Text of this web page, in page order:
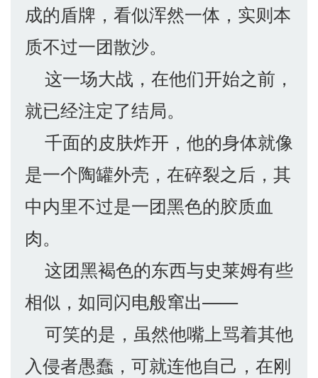
成的盾牌，看似浑然一体，实则本
质不过一团散沙。
这一场大战，在他们开始之前，
就已经注定了结局。
千面的皮肤炸开，他的身体就像
是一个陶罐外壳，在碎裂之后，其
中内里不过是一团黑色的胶质血
肉。
这团黑褐色的东西与史莱姆有些
相似，如同闪电般窜出——
可笑的是，虽然他嘴上骂着其他
入侵者愚蠢，可就连他自己，在刚